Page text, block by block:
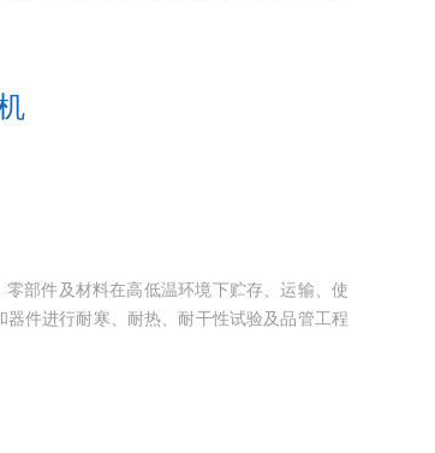
部件及材料在高低温环境下贮存、运输、使
件进行耐寒、耐热、耐干性试验及品管工程